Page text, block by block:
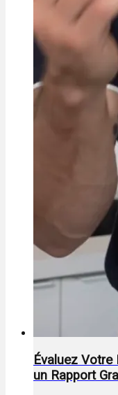
Évaluez
un Rapport